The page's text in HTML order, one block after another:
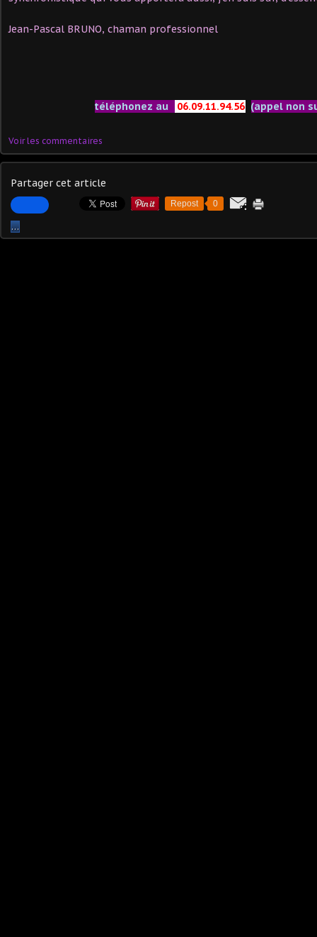
Jean-Pascal BRUNO, chaman professionnel
téléphonez au 06.09.11.94.56 (appel non
Voir les commentaires
Partager cet article
Repost 0
…